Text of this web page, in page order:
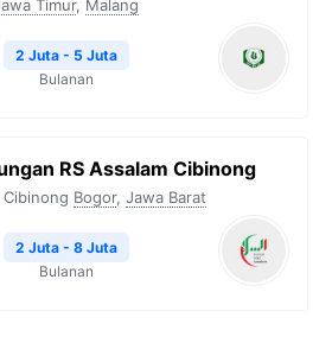
Timur, Malang
2 Juta - 5 Juta
Bulanan
RS Assalam Cibinong
Cibinong Bogor, Jawa Barat
2 Juta - 8 Juta
Bulanan